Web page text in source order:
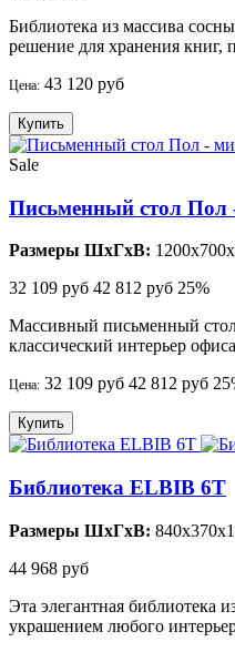
Библиотека из массива
решение для хранения книг,
Цена: 43 120 руб
Купить
Sale
Письменный стол Пол
Размеры ШхГхВ:
32 109 руб 42 812 руб 25%
Массивный письменный
классический интерьер
Цена: 32 109 руб 42 812 руб
Купить
Библиотека ELBIB 6Т
Размеры ШхГхВ:
44 968 руб
Эта элегантная библиотека
украшением любого